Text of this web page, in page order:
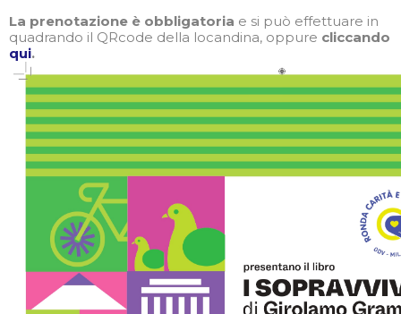
La prenotazione è obbligatoria e si può effettuare in
quadrando il QRcode della locandina, oppure cliccando
qui.